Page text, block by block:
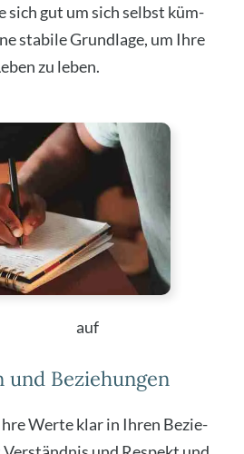
sich gut um sich selbst küm­
sta­bi­le Grund­la­ge, um Ihre
zu leben.
auf
Beziehungen
Wer­te klar in Ihren Bezie­